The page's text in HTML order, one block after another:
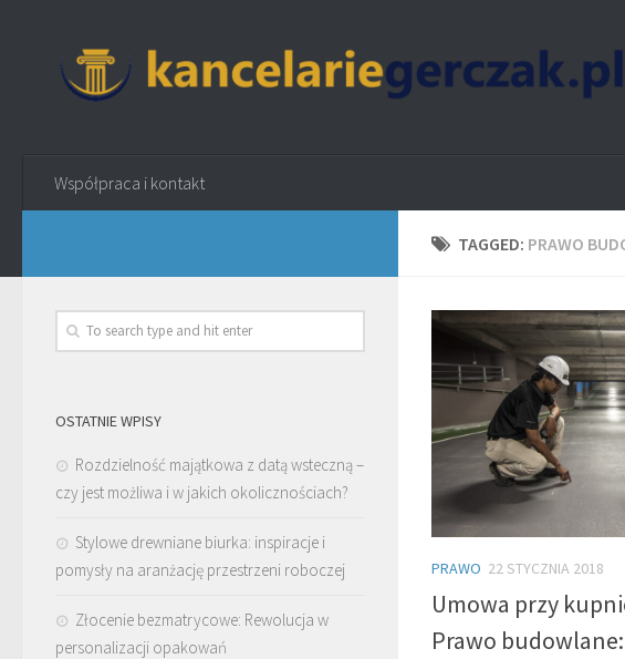
Współpraca i kontakt
TAGGED: PRAWO
PRAWO 22 STYCZNIA 2018
Umowa przy
Prawo
OSTATNIE WPISY
Rozdzielność majątkowa z datą wsteczną –
czy jest możliwa i w jakich okolicznościach?
Stylowe drewniane biurka: inspiracje i
pomysły na aranżację przestrzeni roboczej
Złocenie bezmatrycowe: Rewolucja w
personalizacji opakowań